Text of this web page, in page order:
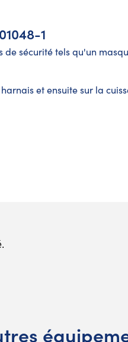
1
sécurité tels qu'un
et ensuite sur la